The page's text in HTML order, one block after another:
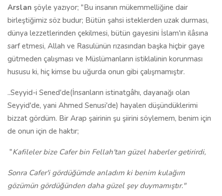
Arslan şöyle yazıyor; "Bu insanın mükemmelliğine dair
birleştiğimiz söz budur; Bütün şahsi isteklerden uzak durması,
dünya lezzetlerinden çekilmesi, bütün gayesini İslam'ın ilâsına
sarf etmesi, Allah ve Rasulünün rızasından başka hiçbir gaye
gütmeden çalışması ve Müslümanların istiklalinin korunması
hususu ki, hiç kimse bu uğurda onun gibi çalışmamıştır.
..Seyyid-i Sened'de(İnsanların istinatgâhı, dayanağı olan
Seyyid'de, yani Ahmed Senusi'de) hayalen düşündüklerimi
bizzat gördüm. Bir Arap şairinin şu şiirini söylemem, benim için
de onun için de haktır;
"Kafileler bize Cafer bin Fellah'tan güzel haberler getirirdi,
Sonra Cafer'i gördüğümde anladım ki benim kulağım
gözümün gördüğünden daha güzel şey duymamıştır."